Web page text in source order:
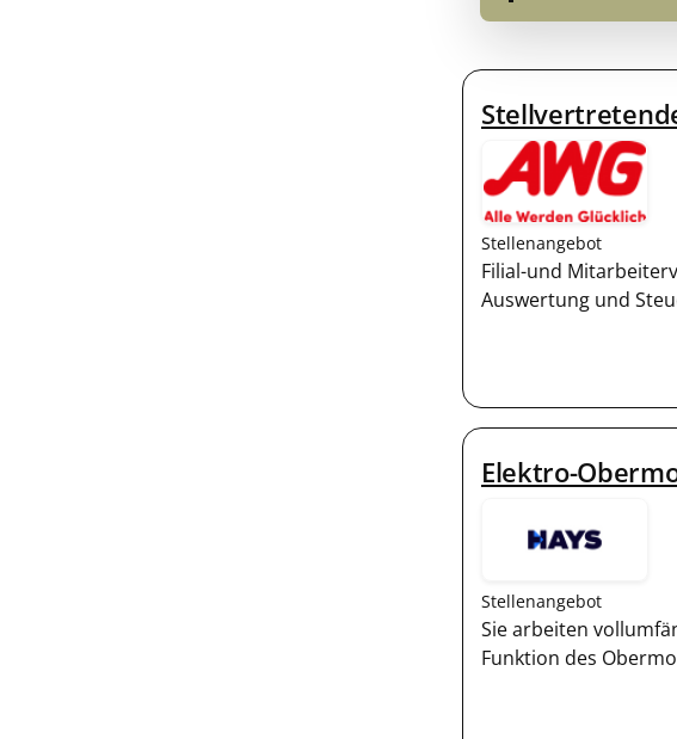
Stellenangebot
Filial-und
Auswertung und
Elektro-
Stellenangebot
Sie arbeiten
Funktion des